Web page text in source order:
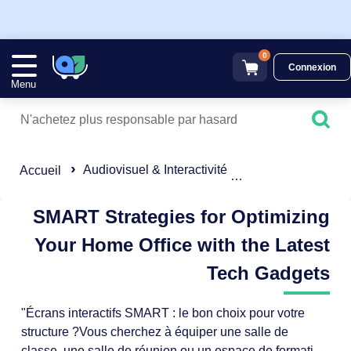
Menu
0
Connexion
Accueil Audiovisuel & Interactivité
SMART Strategies for Optimizing
Your Home Office with the Latest
Tech Gadgets
"Écrans interactifs SMART : le bon choix pour votre
structure ?Vous cherchez à équiper une salle de